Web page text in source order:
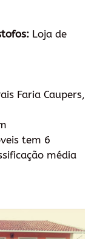
Loja de
Faria Caupers,
tem 6
média